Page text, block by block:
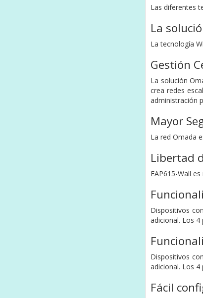
Las diferentes
La
La tecnología
Gestión
La solución
crea redes
administración
Mayor
La red Omada
Libertad
EAP615-Wall
Dispositivos
adicional. Los
Dispositivos
adicional. Los
Fácil